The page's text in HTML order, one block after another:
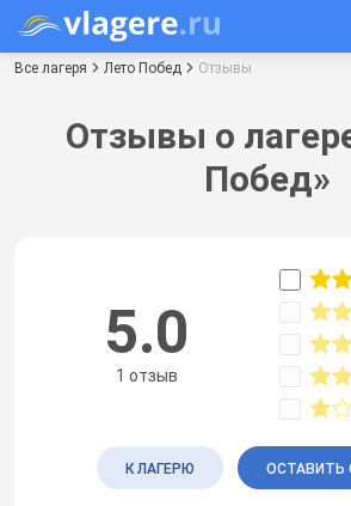
Все лагеря Лето Побед Отзывы
Отзывы о
Побед»
5.0
1 отзыв
К ЛАГЕРЮ ОСТАВИТЬ